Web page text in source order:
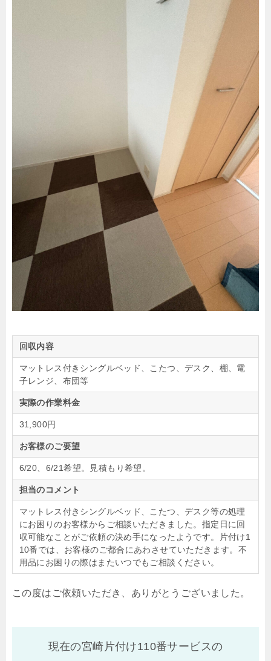
回収内容
マットレス付きシングルベッド、こたつ、デスク、棚、電
子レンジ、布団等
実際の作業料金
31,900円
お客様のご要望
6/20、6/21希望。見積もり希望。
担当のコメント
マットレス付きシングルベッド、こたつ、デスク等の処理
にお困りのお客様からご相談いただきました。指定日に回
収可能なことがご依頼の決め手になったようです。片付け1
10番では、お客様のご都合にあわさせていただきます。不
用品にお困りの際はまたいつでもご相談ください。
この度はご依頼いただき、ありがとうございました。
現在の宮崎片付け110番サービスの